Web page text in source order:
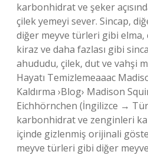
karbonhidrat ve şeker
çilek yemeyi sever. Sincap,
diğer meyve türleri gibi elma,
kiraz ve daha fazlası gibi
ahududu, çilek, dut ve vahşi
Hayatı Temizlemeaaac
Kaldırma ›Blog› Madison
Eichhörnchen (İngilizce →
karbonhidrat ve zenginleri
içinde gizlenmiş orijinali
meyve türleri gibi diğer